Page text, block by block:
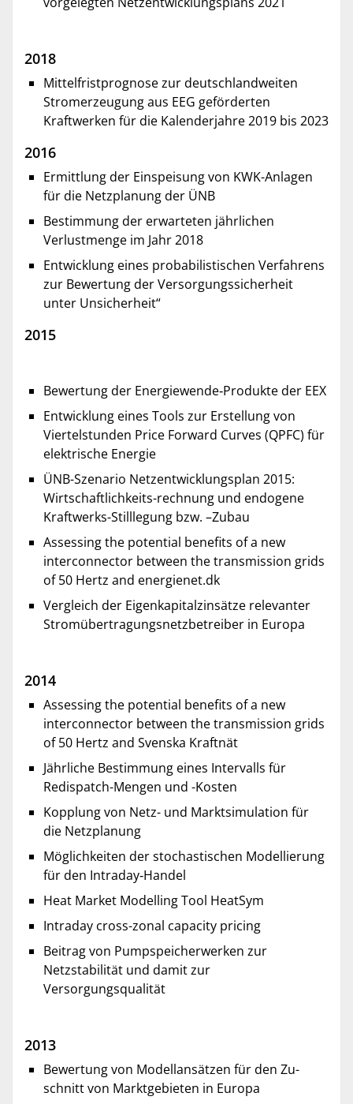
2018
Mittelfristprognose zur deutschlandweiten
Stromerzeugung aus EEG geförderten
Kraftwerken für die Kalenderjahre 2019 bis 2023
2016
Ermittlung der Einspeisung von KWK-Anlagen
für die Netzplanung der ÜNB
Bestimmung der erwarteten jährlichen
Verlustmenge im Jahr 2018
Entwicklung eines probabilistischen Verfahrens
zur Bewertung der Versorgungssicherheit
unter Unsicherheit“
2015
Bewertung der Energiewende‐Produkte der EEX
Entwicklung eines Tools zur Erstellung von
Viertelstunden Price Forward Curves (QPFC) für
elektrische Energie
ÜNB-Szenario Netzentwicklungsplan 2015:
Wirtschaftlichkeits-rechnung und endogene
Kraftwerks-Stilllegung bzw. –Zubau
Assessing the potential benefits of a new
interconnector between the transmission grids
of 50 Hertz and energienet.dk
Vergleich der Eigenkapitalzinsätze relevanter
Stromübertragungsnetzbetreiber in Europa
2014
Assessing the potential benefits of a new
interconnector between the transmission grids
of 50 Hertz and Svenska Kraftnät
Jährliche Bestimmung eines Intervalls für
Redispatch-Mengen und -Kosten
Kopplung von Netz- und Marktsimulation für
die Netzplanung
Möglichkeiten der stochastischen Modellierung
für den Intraday‐Handel
Heat Market Modelling Tool HeatSym
Intraday cross-zonal capacity pricing
Beitrag von Pumpspeicherwerken zur
Netzstabilität und damit zur
Versorgungsqualität
2013
Bewertung von Modellansätzen für den Zu-
schnitt von Marktgebieten in Europa